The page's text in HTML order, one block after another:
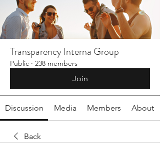
Transparency Interna Group
Public · 238 members
Join
Discussion Media Members About
Back